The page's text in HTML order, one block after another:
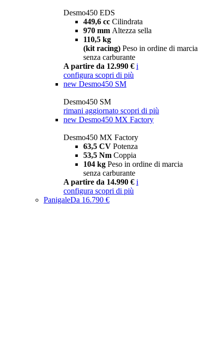
Desmo450 EDS
449,6 cc Cilindrata
970 mm Altezza sella
110,5 kg
(kit racing) Peso in ordine di marcia
senza carburante
A partire da 12.990 € i
configura scopri di più
new Desmo450 SM
Desmo450 SM
rimani aggiornato scopri di più
new Desmo450 MX Factory
Desmo450 MX Factory
63,5 CV Potenza
53,5 Nm Coppia
104 kg Peso in ordine di marcia
senza carburante
A partire da 14.990 € i
configura scopri di più
PanigaleDa 16.790 €